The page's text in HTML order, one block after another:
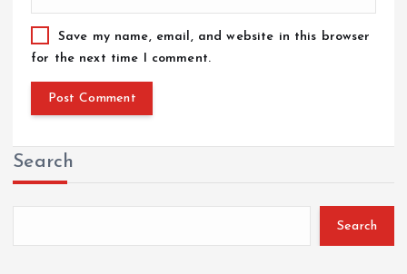
Save my name, email, and website in this browser
for the next time I comment.
Search
Search